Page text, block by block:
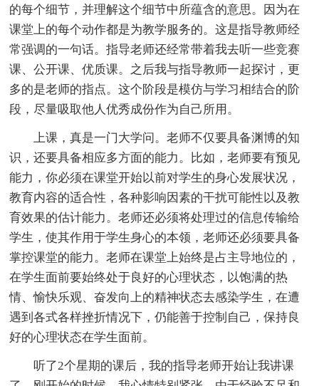
的每个细节，并理解这个细节中所蕴含的意思。因为在
课堂上的每个动作都是为教学服务的。这是指导教师经
常强调的一句话。指导老师还经常带着我去听一些竞赛
课、公开课、优质课。之后我与指导教师一起探讨，更
多的是老师的指点。这个阶段是模仿与学习相结合的阶
段，尽量吸取他人优秀成份作为自己所用。
上课，真是一门大学问。老师不仅要具备渊博的知
识，还要具备相应多方面的能力。比如，老师要有预见
能力，你必须在课堂开始以前对学生的身心发展状况，
教育内容的适合性，各种影响因素的干扰可能性以及教
育效果的估计能力。老师还必须将处理过的信息传输给
学生，使其作用于学生身心的本领，老师还必须要具备
掌控课堂的能力。老师在课堂上始终是占主导地位的，
在学生面前要始终处于良好的心理状态，以饱满的热
情、愉快乐观、奋发向上的精神状态去感染学生，在遭
遇到各式各样挫折情况下，仍能善于控制自己，保持良
好的心理状态在学生面前。
听了2个星期的课后，我的指导老师开始让我讲课